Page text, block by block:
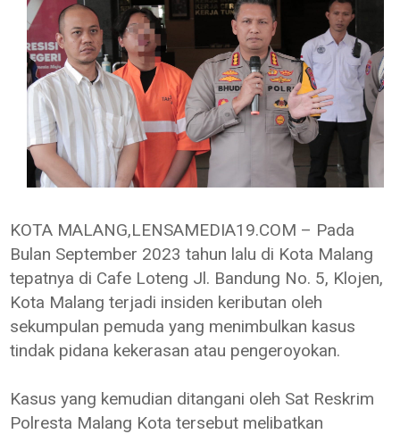
KOTA MALANG,LENSAMEDIA19.COM – Pada
Bulan September 2023 tahun lalu di Kota Malang
tepatnya di Cafe Loteng Jl. Bandung No. 5, Klojen,
Kota Malang terjadi insiden keributan oleh
sekumpulan pemuda yang menimbulkan kasus
tindak pidana kekerasan atau pengeroyokan.
Kasus yang kemudian ditangani oleh Sat Reskrim
Polresta Malang Kota tersebut melibatkan